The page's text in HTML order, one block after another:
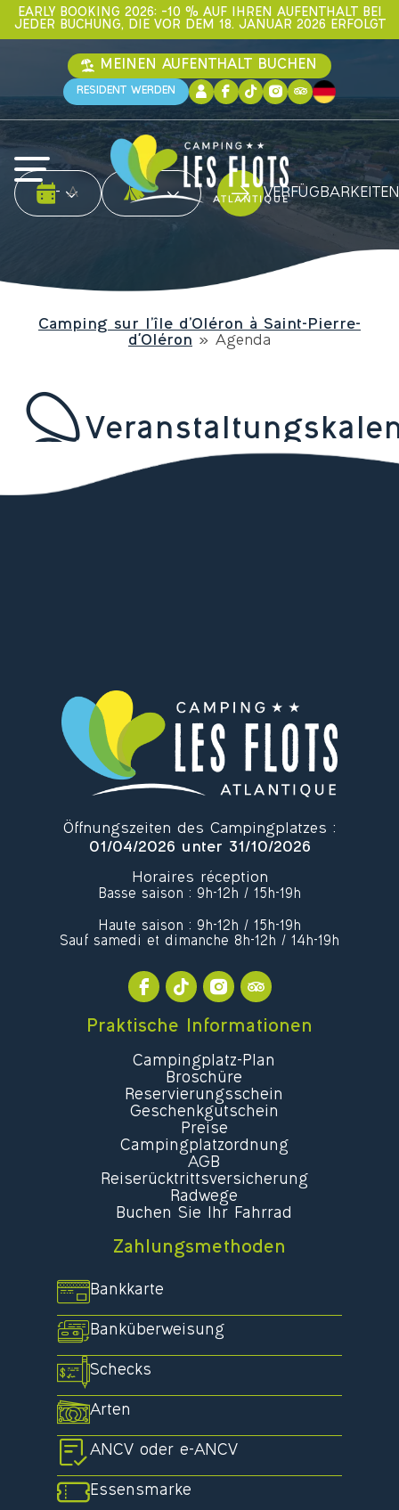
EARLY BOOKING 2026: –10 % AUF IHREN AUFENTHALT BEI
JEDER BUCHUNG, DIE VOR DEM 18. JANUAR 2026 ERFOLGT
MEINEN AUFENTHALT BUCHEN
RESIDENT WERDEN
Date d'arrivée
-Date de départArt der Unterkunft VERFÜGBARKEITEN
Camping sur l’île d’Oléron à Saint-Pierre-
d'Oléron » Agenda
Öffnungszeiten des Campingplatzes :
01/04/2026 unter 31/10/2026
Horaires réception
Basse saison : 9h-12h / 15h-19h
Haute saison : 9h-12h / 15h-19h
Sauf samedi et dimanche 8h-12h / 14h-19h
Praktische Informationen
Campingplatz-Plan
Broschüre
Reservierungsschein
Geschenkgutschein
Preise
Campingplatzordnung
AGB
Reiserücktrittsversicherung
Radwege
Buchen Sie Ihr Fahrrad
Zahlungsmethoden
Bankkarte
Banküberweisung
Schecks
Arten
ANCV oder e-ANCV
Essensmarke